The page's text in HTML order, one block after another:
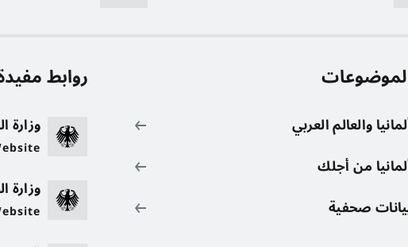
والعالم العربي
من أجلك
صحفية
روابط
وزارة
وزارة